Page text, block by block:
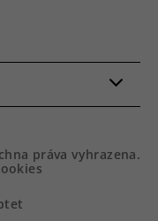
práva vyhrazena.